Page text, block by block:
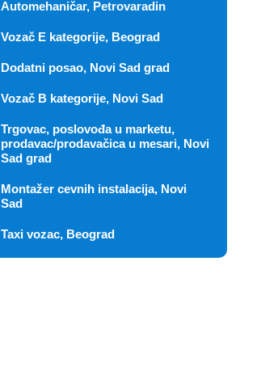
Automehaničar, Petrovaradin
Vozač E kategorije, Beograd
Dodatni posao, Novi Sad grad
Vozač B kategorije, Novi Sad
Trgovac, poslovođa u marketu,
prodavac/prodavačica u mesari, Novi
Sad grad
Montažer cevnih instalacija, Novi
Sad
Taxi vozac, Beograd